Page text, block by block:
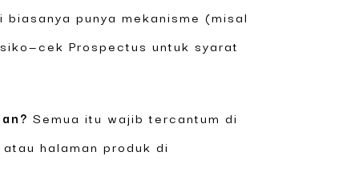
punya mekanisme (misal
Prospectus untuk syarat
Semua itu wajib tercantum di
halaman produk di